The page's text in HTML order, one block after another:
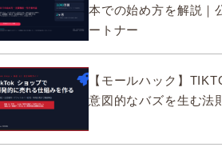
本での始め方を解説｜
ートナー
【モールハック】
意図的なバズを生む法